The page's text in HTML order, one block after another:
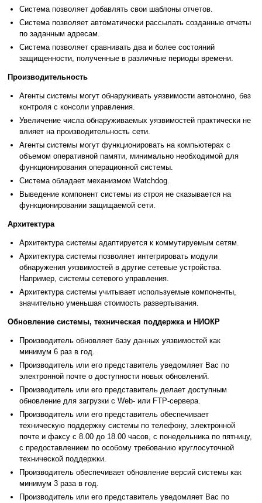
Система позволяет добавлять свои шаблоны отчетов.
Система позволяет автоматически рассылать созданные отчеты
по заданным адресам.
Система позволяет сравнивать два и более состояний
защищенности, полученные в различные периоды времени.
Производительность
Агенты системы могут обнаруживать уязвимости автономно, без
контроля с консоли управления.
Увеличение числа обнаруживаемых уязвимостей практически не
влияет на производительность сети.
Агенты системы могут функционировать на компьютерах с
объемом оперативной памяти, минимально необходимой для
функционирования операционной системы.
Система обладает механизмом Watchdog.
Выведение компонент системы из строя не сказывается на
функционировании защищаемой сети.
Архитектура
Архитектура системы адаптируется к коммутируемым сетям.
Архитектура системы позволяет интегрировать модули
обнаружения уязвимостей в другие сетевые устройства.
Например, системы сетевого управления.
Архитектура системы учитывает используемые компоненты,
значительно уменьшая стоимость развертывания.
Обновление системы, техническая поддержка и НИОКР
Производитель обновляет базу данных уязвимостей как
минимум 6 раз в год.
Производитель или его представитель уведомляет Вас по
электронной почте о доступности новых обновлений.
Производитель или его представитель делает доступным
обновление для загрузки с Web- или FTP-сервера.
Производитель или его представитель обеспечивает
техническую поддержку системы по телефону, электронной
почте и факсу с 8.00 до 18.00 часов, с понедельника по пятницу,
с предоставлением по особому требованию круглосуточной
технической поддержки.
Производитель обеспечивает обновление версий системы как
минимум 3 раза в год.
Производитель или его представитель уведомляет Вас по